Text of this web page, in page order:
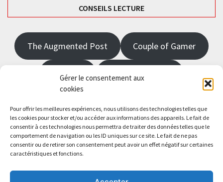
Gérer le consentement aux
cookies
Pour offrir les meilleures expériences, nous utilisons des technologies telles que
les cookies pour stocker et/ou accéder aux informations des appareils. Le fait de
consentir à ces technologies nous permettra de traiter des données telles que le
comportement de navigation ou les ID uniques sur ce site. Le fait de ne pas
consentir ou de retirer son consentement peut avoir un effet négatif sur certaines
caractéristiques et fonctions.
CONSEILS LECTURE
The Augmented Post Couple of Gamer
JRPGFR State of Gaming
Saisissez votre adresse e-mail…
Abonnez-vous